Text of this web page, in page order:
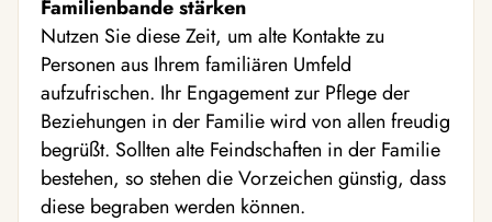
Familienbande stärken
Nutzen Sie diese Zeit, um alte Kontakte zu
Personen aus Ihrem familiären Umfeld
aufzufrischen. Ihr Engagement zur Pflege der
Beziehungen in der Familie wird von allen freudig
begrüßt. Sollten alte Feindschaften in der Familie
bestehen, so stehen die Vorzeichen günstig, dass
diese begraben werden können.